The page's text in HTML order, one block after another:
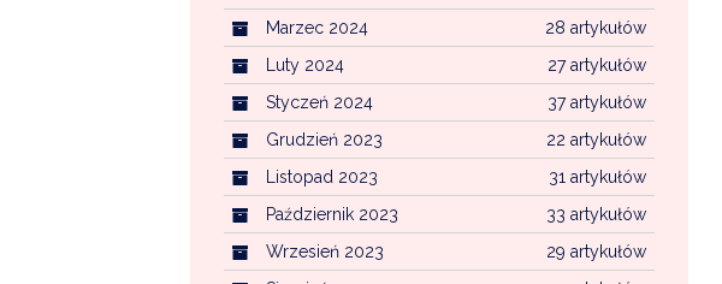
28 artykułów
Marzec 2024
27 artykułów
Luty 2024
37 artykułów
Styczeń 2024
22 artykułów
Grudzień 2023
31 artykułów
Listopad 2023
33 artykułów
Październik 2023
29 artykułów
Wrzesień 2023